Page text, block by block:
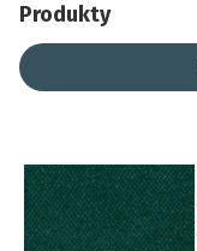
Produkty